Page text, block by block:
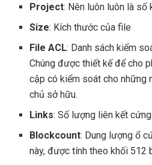
Project: Nên luôn luôn là số
Size: Kích thước của file
File ACL: Danh sách kiểm
Chúng được thiết kế để cho
cập có kiểm soát cho những
chủ sở hữu.
Links: Số lượng liên kết
Blockcount: Dung lượng ổ
này, được tính theo khối 512